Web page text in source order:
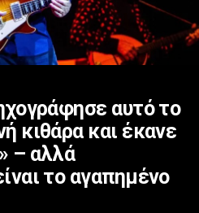
αυτό το
κιθάρα και έκανε
– αλλά
το αγαπημένο